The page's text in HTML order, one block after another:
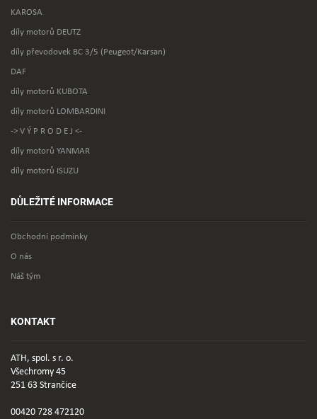
KAROSA
díly motorů DEUTZ
díly převodovek BC 3/5 (Peugeot/Karsan)
DAF
díly motorů KUBOTA
díly motorů LOMBARDINI
-> V Ý P R O D E J <-
díly motorů YANMAR
díly motorů ISUZU
DŮLEŽITÉ INFORMACE
Obchodní podmínky
O nás
Náš tým
KONTAKT
ATH, spol. s r. o.
Všechromy 45
251 63 Strančice
00420 728 472120